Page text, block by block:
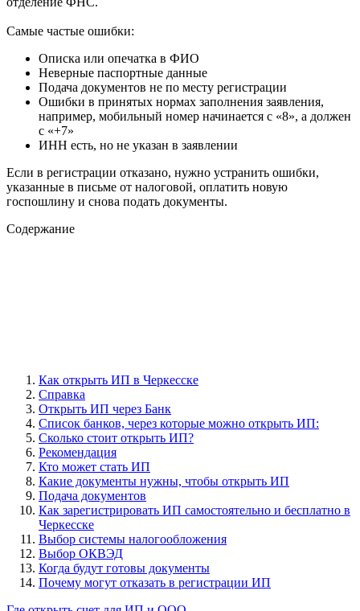
Самые частые ошибки:
Описка или опечатка в ФИО
Неверные паспортные данные
Подача документов не по месту регистрации
Ошибки в принятых нормах заполнения заявления,
например, мобильный номер начинается с «8», а должен
с «+7»
ИНН есть, но не указан в заявлении
Если в регистрации отказано, нужно устранить ошибки,
указанные в письме от налоговой, оплатить новую
госпошлину и снова подать документы.
Содержание
Как открыть ИП в Черкесске
Справка
Открыть ИП через Банк
Cписок банков, через которые можно открыть ИП:
Сколько стоит открыть ИП?
Рекомендация
Кто может стать ИП
Какие документы нужны, чтобы открыть ИП
Подача документов
Как зарегистрировать ИП самостоятельно и бесплатно в
Черкесске
Выбор системы налогообложения
Выбор ОКВЭД
Когда будут готовы документы
Почему могут отказать в регистрации ИП